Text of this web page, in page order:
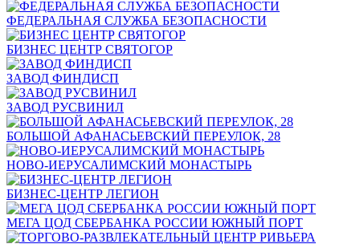
ФЕДЕРАЛЬНАЯ СЛУЖБА БЕЗОПАСНОСТИ
БИЗНЕС ЦЕНТР СВЯТОГОР
ЗАВОД ФИНДИСП
ЗАВОД РУСВИНИЛ
БОЛЬШОЙ АФАНАСЬЕВСКИЙ ПЕРЕУЛОК, 28
НОВО-ИЕРУСАЛИМСКИЙ МОНАСТЫРЬ
БИЗНЕС-ЦЕНТР ЛЕГИОН
МЕГА ЦОД СБЕРБАНКА РОССИИ ЮЖНЫЙ ПОРТ